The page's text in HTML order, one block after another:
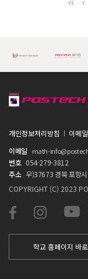
개인정보처리방침 이메
이메일
math-
번호 054-279-3812
주소 우)37673 경북 포항
COPYRIGHT (C) 2023
학교 홈페이지 바